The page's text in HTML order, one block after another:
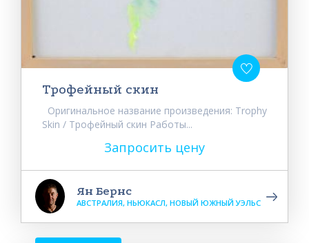
Трофейный скин
Оригинальное название произведения: Trophy
Skin / Трофейный скин Работы...
Запросить цену
Ян Бернс
АВСТРАЛИЯ, НЬЮКАСЛ, НОВЫЙ ЮЖНЫЙ УЭЛЬС